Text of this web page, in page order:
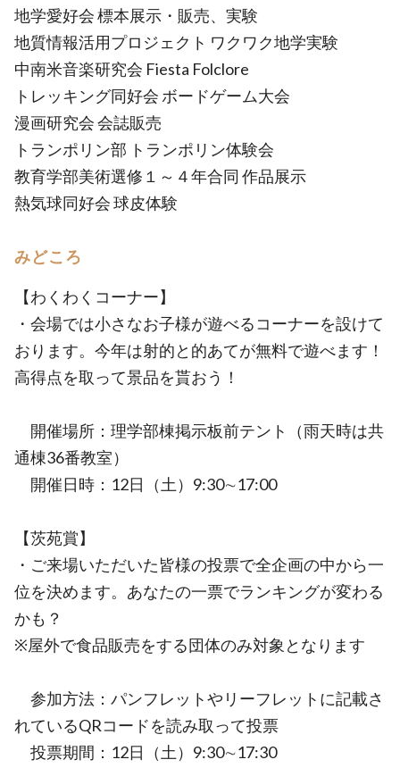
地学愛好会 標本展示・販売、実験
地質情報活用プロジェクト ワクワク地学実験
中南米音楽研究会 Fiesta Folclore
トレッキング同好会 ボードゲーム大会
漫画研究会 会誌販売
トランポリン部 トランポリン体験会
教育学部美術選修１～４年合同 作品展示
熱気球同好会 球皮体験
みどころ
【わくわくコーナー】
・会場では小さなお子様が遊べるコーナーを設けて
おります。今年は射的と的あてが無料で遊べます！
高得点を取って景品を貰おう！
開催場所：理学部棟掲示板前テント（雨天時は共
通棟36番教室）
開催日時：12日（土）9:30∼17:00
【茨苑賞】
・ご来場いただいた皆様の投票で全企画の中から一
位を決めます。あなたの一票でランキングが変わる
かも？
※屋外で食品販売をする団体のみ対象となります
参加方法：パンフレットやリーフレットに記載さ
れているQRコードを読み取って投票
投票期間：12日（土）9:30∼17:30